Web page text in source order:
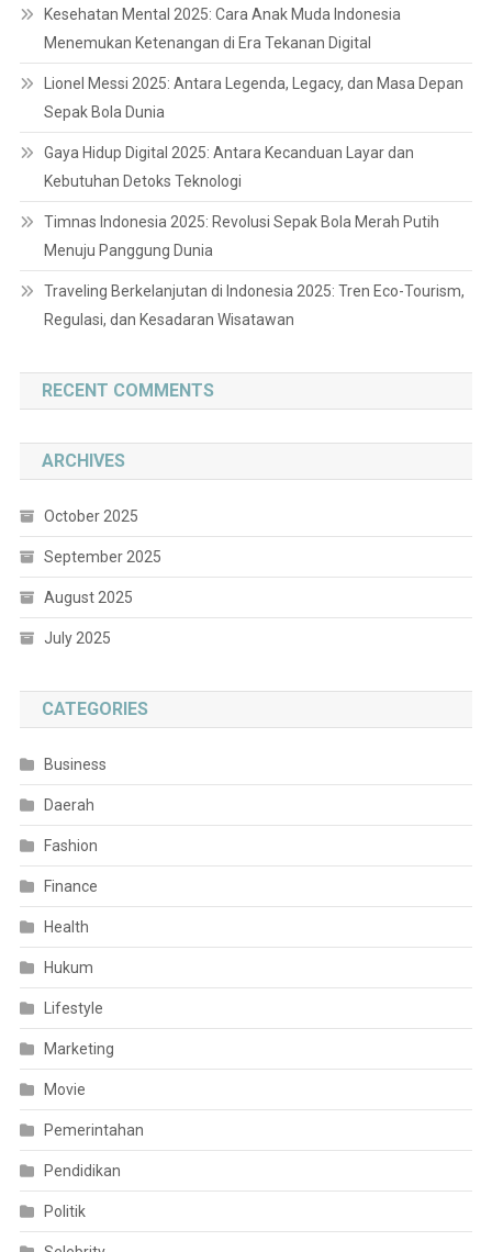
Kesehatan Mental 2025: Cara Anak Muda Indonesia
Menemukan Ketenangan di Era Tekanan Digital
Lionel Messi 2025: Antara Legenda, Legacy, dan Masa Depan
Sepak Bola Dunia
Gaya Hidup Digital 2025: Antara Kecanduan Layar dan
Kebutuhan Detoks Teknologi
Timnas Indonesia 2025: Revolusi Sepak Bola Merah Putih
Menuju Panggung Dunia
Traveling Berkelanjutan di Indonesia 2025: Tren Eco-Tourism,
Regulasi, dan Kesadaran Wisatawan
RECENT COMMENTS
ARCHIVES
October 2025
September 2025
August 2025
July 2025
CATEGORIES
Business
Daerah
Fashion
Finance
Health
Hukum
Lifestyle
Marketing
Movie
Pemerintahan
Pendidikan
Politik